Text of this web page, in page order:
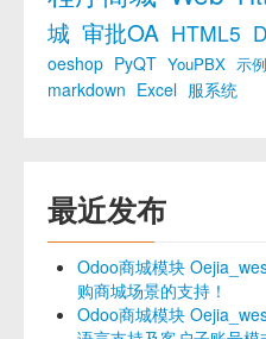
城 审批OA HTML5
oeshop PyQT YouPBX 示例
markdown Excel 服系统
最近发布
Odoo商城模块
购商城场景的支持！
Odoo商城模块